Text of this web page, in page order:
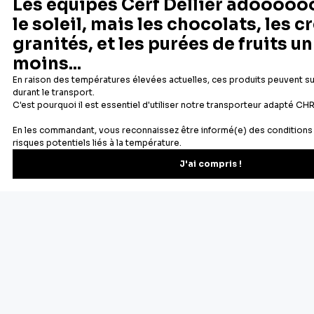
Depuis 1932
Fabricant français reconnu
Livraison rapide 24/48h
Offerte dès 69 € en point
Newsletter
Recevez les recettes, astuces et offres spéciales.